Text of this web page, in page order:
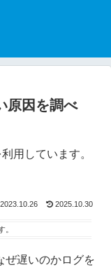
原因を調べ
用しています。
2023.10.26 2025.10.30
。
ぜ遅いのかログを